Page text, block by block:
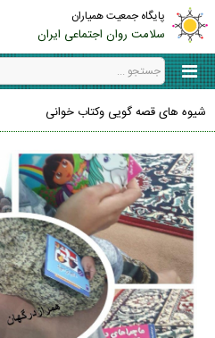
پایگاه جمعیت همیاران
سلامت روان اجتماعی ایران
شیوه های قصه گویی وکتاب خوانی